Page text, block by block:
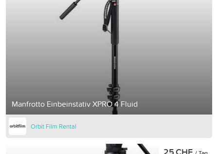
Manfrotto Einbeinstativ XPRO 4 Fluid
Orbit Film Rental